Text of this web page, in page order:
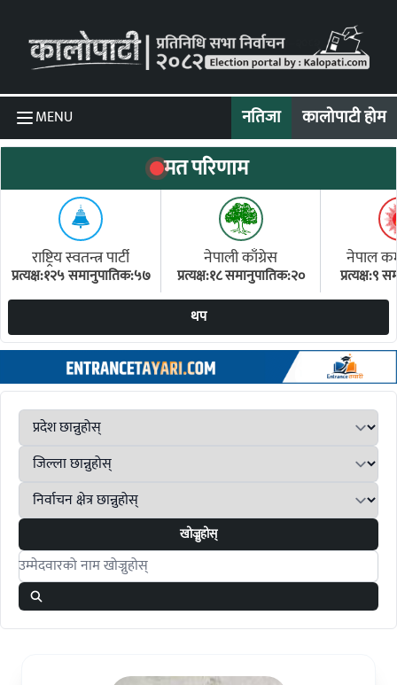
MENU नतिजा कालोपाटी होम
मत परिणाम
राष्ट्रिय स्वतन्त्र पार्टी
प्रत्यक्ष:१२५ समानुपातिक:५७
नेपाली काँग्रेस
प्रत्यक्ष:१८ समानुपातिक:२०
नेपाल
प्रत्यक्ष:९
थप
खोज्नुहोस्
Search candidates